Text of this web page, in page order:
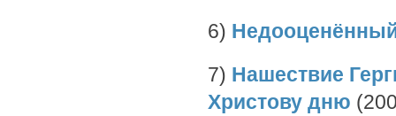
6)
7) Нашествие
Христову дню